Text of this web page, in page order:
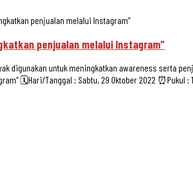
penjualan melalui Instagram”
penjualan melalui Instagram”
digunakan untuk meningkatkan awareness serta
🗓️Hari/Tanggal : Sabtu, 29 Oktober 2022